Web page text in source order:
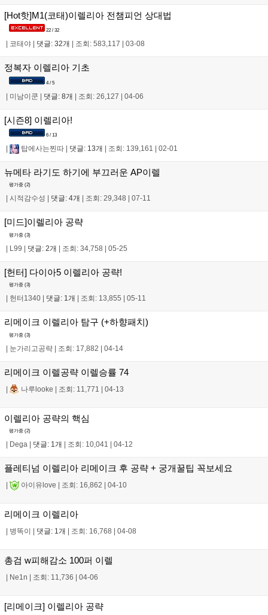
[Hot핫]M1(코태)이렐리아 전챔피언 상대법
22 / 32
코태야 댓글: 32개 조회: 583,117 03-08
정복자 이렐리아 기초
4 / 5
| 미남이쿤 | 댓글: 8개 | 조회: 26,127 | 04-06
[시즌8] 이렐리아!
6 / 13
탑에사는찐따 댓글: 13개 조회: 139,161 02-01
뉴메타 라기도 하기에 부끄러운 AP이렐
평가중 (2)
시적감수성 댓글: 4개 조회: 29,348 07-11
[미드]이렐리아 공략
평가중 (3)
| L99 | 댓글: 2개 | 조회: 34,758 | 05-25
[헌터] 다이아5 이렐리아 공략!
평가중 (3)
헌터1340 댓글: 1개 조회: 13,855 05-11
리메이크 이렐리아 탐구 (+하향패치)
평가중 (3)
| 눈가리고공략 | 조회: 17,882 | 04-14
리메이크 이렐공략 이렐승률 74
| 나루looke | 조회: 11,771 | 04-13
이렐리아 공략의 핵심
평가중 (2)
Dega 댓글: 1개 조회: 10,041 04-12
플레티넘 이렐리아 리메이크 후 공략 + 궁개꿀팁 꼭보세요
아이유love 조회: 16,862 04-10
리메이크 이렐리아
병똑이 댓글: 1개 조회: 16,768 04-08
총검 w피해감소 100퍼 이렐
Ne1n 조회: 11,736 04-06
[리메이크] 이렐리아 공략